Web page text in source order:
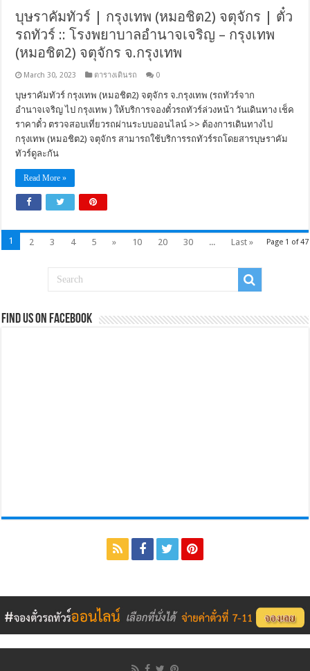
บุษราคัมทัวร์ | กรุงเทพ (หมอชิต2) จตุจักร | ตั๋ว
รถทัวร์ :: โรงพยาบาลอำนาจเจริญ – กรุงเทพ
(หมอชิต2) จตุจักร จ.กรุงเทพ
March 30, 2023 ตารางเดินรถ 0
บุษราคัมทัวร์ กรุงเทพ (หมอชิต2) จตุจักร จ.กรุงเทพ (รถทัวร์จาก
อำนาจเจริญ ไป กรุงเทพ ) ให้บริการจองตั๋วรถทัวร์ล่วงหน้า วันเดินทาง เช็ค
ราคาตั๋ว ตรวจสอบเที่ยวรถผ่านระบบออนไลน์ >> ต้องการเดินทางไป
กรุงเทพ (หมอชิต2) จตุจักร สามารถใช้บริการรถทัวร์รถโดยสารบุษราคัม
ทัวร์ดูละกัน
Read More »
Page 1 of 47
1 2 3 4 5 » 10 20 30 ... Last »
Find us on Facebook